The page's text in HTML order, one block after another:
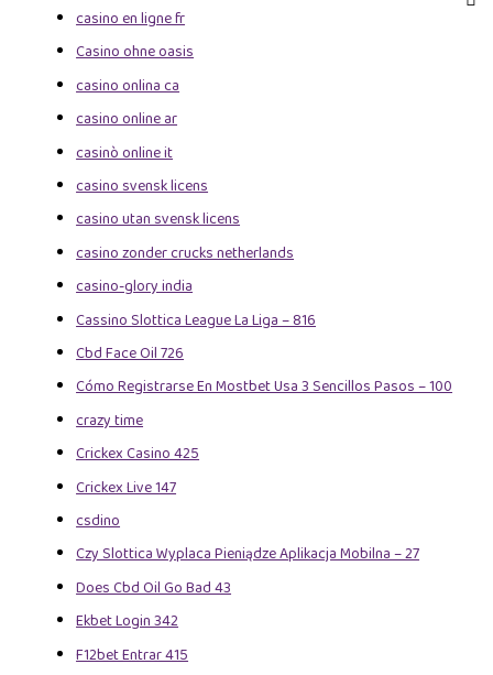
casino en ligne fr
Casino ohne oasis
casino onlina ca
casino online ar
casinò online it
casino svensk licens
casino utan svensk licens
casino zonder crucks netherlands
casino-glory india
Cassino Slottica League La Liga – 816
Cbd Face Oil 726
Cómo Registrarse En Mostbet Usa 3 Sencillos Pasos – 100
crazy time
Crickex Casino 425
Crickex Live 147
csdino
Czy Slottica Wyplaca Pieniądze Aplikacja Mobilna – 27
Does Cbd Oil Go Bad 43
Ekbet Login 342
F12bet Entrar 415